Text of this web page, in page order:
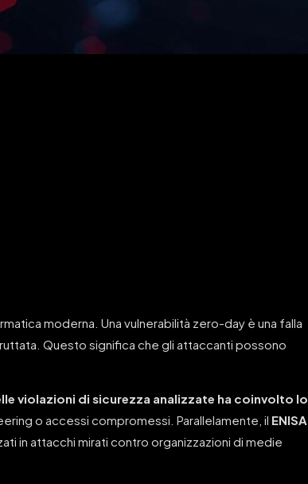
moderna. Una vulnerabilità zero-day è una falla
Questo significa che gli attaccanti possono
violazioni di sicurezza analizzate ha coinvolto lo
o accessi compromessi. Parallelamente, il ENISA
in attacchi mirati contro organizzazioni di medie